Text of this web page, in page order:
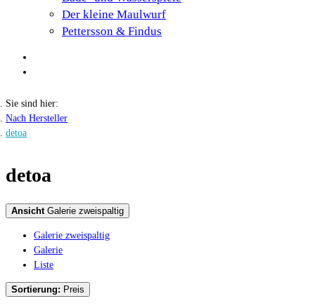
Der kleine Maulwurf
Pettersson & Findus
Sie sind hier:
Nach Hersteller
detoa
detoa
Ansicht Galerie zweispaltig
Galerie zweispaltig
Galerie
Liste
Sortierung: Preis